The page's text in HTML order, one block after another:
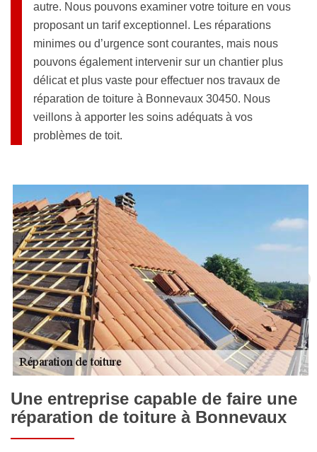
autre. Nous pouvons examiner votre toiture en vous
proposant un tarif exceptionnel. Les réparations
minimes ou d’urgence sont courantes, mais nous
pouvons également intervenir sur un chantier plus
délicat et plus vaste pour effectuer nos travaux de
réparation de toiture à Bonnevaux 30450. Nous
veillons à apporter les soins adéquats à vos
problèmes de toit.
Une entreprise capable de faire une
réparation de toiture à Bonnevaux